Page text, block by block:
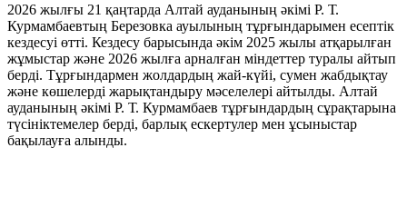
2026 жылғы 21 қаңтарда Алтай ауданының әкімі Р. Т.
Курмамбаевтың Березовка ауылының тұрғындарымен есептік
кездесуі өтті. Кездесу барысында әкім 2025 жылы атқарылған
жұмыстар және 2026 жылға арналған міндеттер туралы айтып
берді. Тұрғындармен жолдардың жай-күйі, сумен жабдықтау
және көшелерді жарықтандыру мәселелері айтылды. Алтай
ауданының әкімі Р. Т. Курмамбаев тұрғындардың сұрақтарына
түсініктемелер берді, барлық ескертулер мен ұсыныстар
бақылауға алынды.